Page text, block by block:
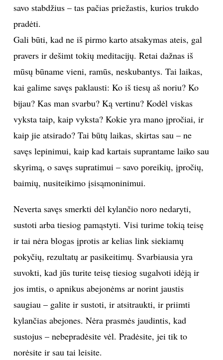
savo stabdžius – tas pačias priežastis, kurios trukdo
pradėti.
Gali būti, kad ne iš pirmo karto atsakymas ateis, gal
pravers ir dešimt tokių meditacijų. Retai dažnas iš
mūsų būname vieni, ramūs, neskubantys. Tai laikas,
kai galime savęs paklausti: Ko iš tiesų aš noriu? Ko
bijau? Kas man svarbu? Ką vertinu? Kodėl viskas
vyksta taip, kaip vyksta? Kokie yra mano įpročiai, ir
kaip jie atsirado? Tai būtų laikas, skirtas sau – ne
savęs lepinimui, kaip kad kartais suprantame laiko sau
skyrimą, o savęs supratimui – savo poreikių, įpročių,
baimių, nusiteikimo įsisąmoninimui.
Neverta savęs smerkti dėl kylančio noro nedaryti,
sustoti arba tiesiog pamąstyti. Visi turime tokią teisę
ir tai nėra blogas įprotis ar kelias link siekiamų
pokyčių, rezultatų ar pasikeitimų. Svarbiausia yra
suvokti, kad jūs turite teisę tiesiog sugalvoti idėją ir
jos imtis, o apnikus abejonėms ar norint jaustis
saugiau – galite ir sustoti, ir atsitraukti, ir priimti
kylančias abejones. Nėra prasmės jaudintis, kad
sustojus – nebepradėsite vėl. Pradėsite, jei tik to
norėsite ir sau tai leisite.